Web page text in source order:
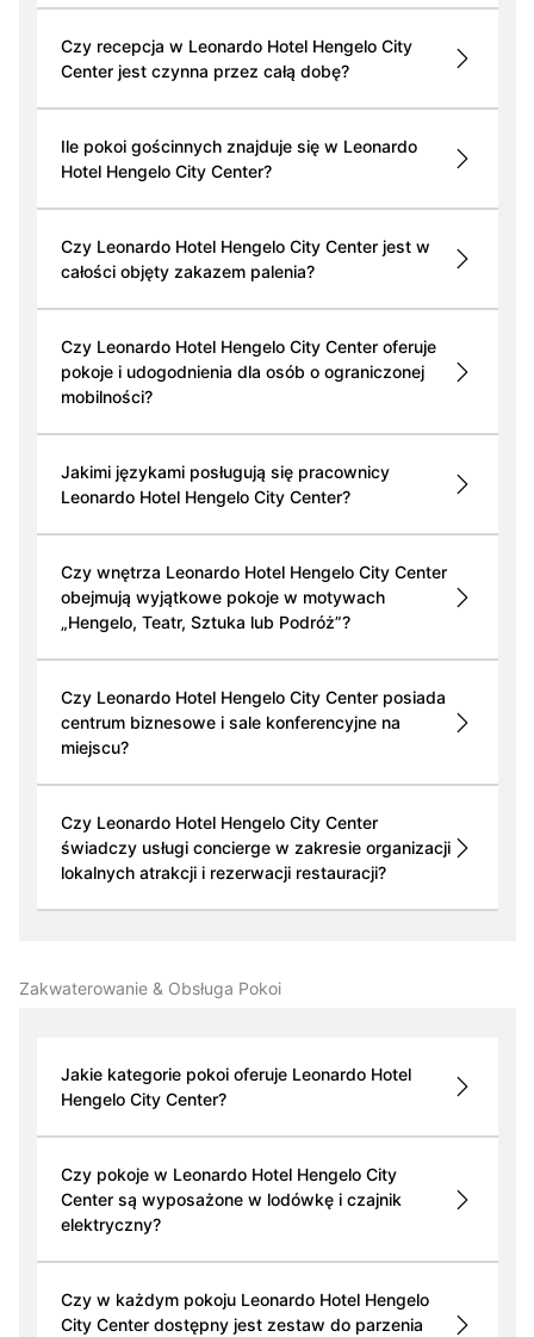
Czy recepcja w Leonardo Hotel Hengelo City
Center jest czynna przez całą dobę?
Ile pokoi gościnnych znajduje się w Leonardo
Hotel Hengelo City Center?
Czy Leonardo Hotel Hengelo City Center jest w
całości objęty zakazem palenia?
Czy Leonardo Hotel Hengelo City Center oferuje
pokoje i udogodnienia dla osób o ograniczonej
mobilności?
Jakimi językami posługują się pracownicy
Leonardo Hotel Hengelo City Center?
Czy wnętrza Leonardo Hotel Hengelo City Center
obejmują wyjątkowe pokoje w motywach
„Hengelo, Teatr, Sztuka lub Podróż”?
Czy Leonardo Hotel Hengelo City Center posiada
centrum biznesowe i sale konferencyjne na
miejscu?
Czy Leonardo Hotel Hengelo City Center
świadczy usługi concierge w zakresie organizacji
lokalnych atrakcji i rezerwacji restauracji?
Zakwaterowanie & Obsługa Pokoi
Jakie kategorie pokoi oferuje Leonardo Hotel
Hengelo City Center?
Czy pokoje w Leonardo Hotel Hengelo City
Center są wyposażone w lodówkę i czajnik
elektryczny?
Czy w każdym pokoju Leonardo Hotel Hengelo
City Center dostępny jest zestaw do parzenia